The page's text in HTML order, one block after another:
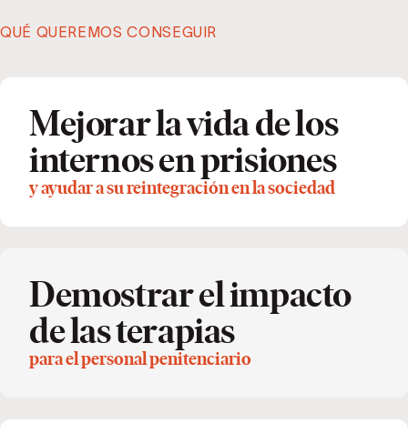
QUÉ QUEREMOS CONSEGUIR
Mejorar la vida de los
internos en prisiones
y ayudar a su reintegración en la sociedad
Demostrar el impacto
de las terapias
para el personal penitenciario